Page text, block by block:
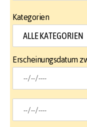
Kategorien
Erscheinungsdatum